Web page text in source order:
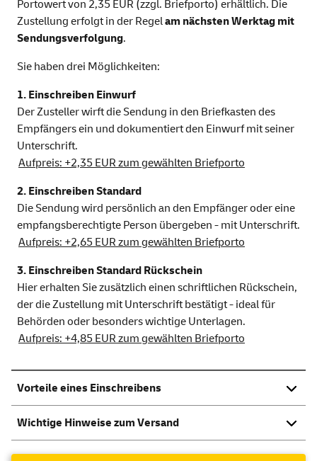
Portowert von 2,35 EUR (zzgl. Briefporto) erhältlich. Die
Zustellung erfolgt in der Regelam nächsten Werktag mit
Sendungsverfolgung.
Sie haben drei Möglichkeiten:
1. Einschreiben Einwurf
Der Zusteller wirft die Sendung in den Briefkasten des
Empfängers ein und dokumentiert den Einwurf mit seiner
Unterschrift.
Aufpreis: +2,35 EUR zum gewählten Briefporto
2. Einschreiben Standard
Die Sendung wird persönlich an den Empfänger oder eine
empfangsberechtigte Person übergeben - mit Unterschrift.
Aufpreis: +2,65 EUR zum gewählten Briefporto
3. Einschreiben Standard Rückschein
Hier erhalten Sie zusätzlich einen schriftlichen Rückschein,
der die Zustellung mit Unterschrift bestätigt - ideal für
Behörden oder besonders wichtige Unterlagen.
Aufpreis: +4,85 EUR zum gewählten Briefporto
Vorteile eines Einschreibens
Wichtige Hinweise zum Versand